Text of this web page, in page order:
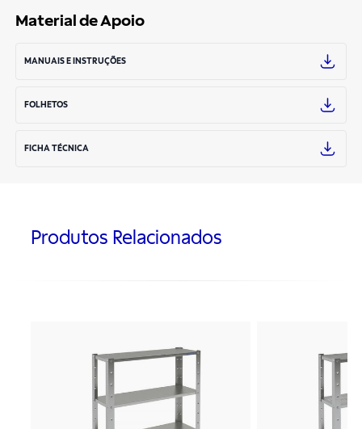
Material de Apoio
MANUAIS E INSTRUÇÕES
FOLHETOS
FICHA TÉCNICA
Produtos Relacionados